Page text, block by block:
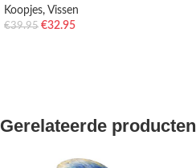
Koopjes, Vissen
€39.95 €32.95
Gerelateerde producten